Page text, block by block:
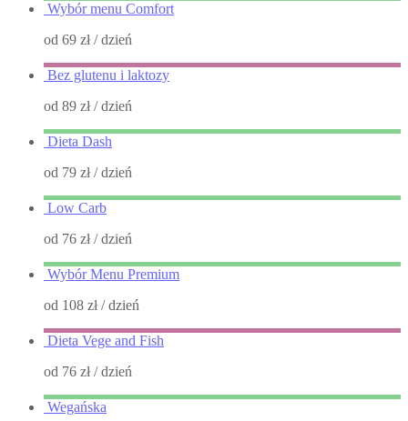
Wybór menu Comfort
od 69 zł/ dzień
Bez glutenu i laktozy
od 89 zł/ dzień
Dieta Dash
od 79 zł/ dzień
Low Carb
od 76 zł/ dzień
Wybór Menu Premium
od 108 zł/ dzień
Dieta Vege and Fish
od 76 zł/ dzień
Wegańska